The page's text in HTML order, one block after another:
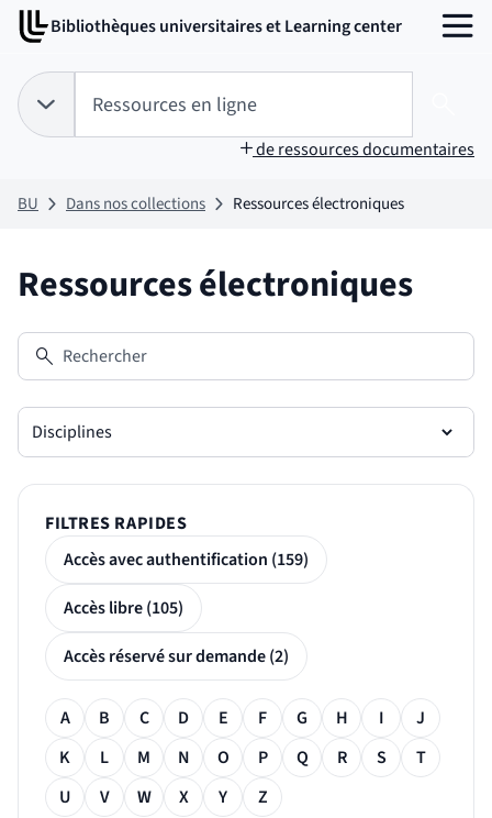
Aller
Aller
page
Bibliothèques universitaires et Learning center MENU
Choix du périmètre de recherche :
RESSOURCES EN LIGNE
sélectionnéTapez votre recherche pour rechercher dans :
Ressources en ligne
de ressources documentaires
BU Dans nos collections Ressources électroniques
Ressources électroniques
Rechercher
Disciplines
FILTRES RAPIDES
Accès avec authentification (159)
Accès libre (105)
Accès réservé sur demande (2)
Filtre alphabétique
A B C D E F G H I
J
K
L M N O P Q R S
T
U
V W X Y Z